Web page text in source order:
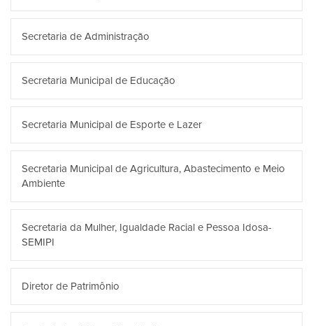
Secretaria de Administração
Secretaria Municipal de Educação
Secretaria Municipal de Esporte e Lazer
Secretaria Municipal de Agricultura, Abastecimento e Meio
Ambiente
Secretaria da Mulher, Igualdade Racial e Pessoa Idosa-
SEMIPI
Diretor de Patrimônio